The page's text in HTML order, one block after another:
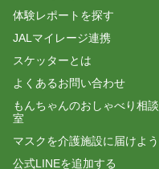
体験レポートを探す
JALマイレージ連携
スケッターとは
よくあるお問い合わせ
もんちゃんのおしゃべり相談
室
マスクを介護施設に届けよう
公式LINEを追加する